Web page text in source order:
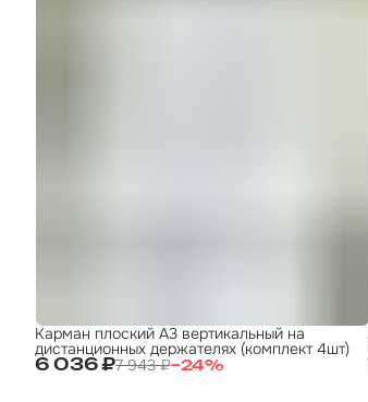
6 036 ₽7 943 ₽−24%
Карман плоский А3 вертикальный на
дистанционных держателях (комплект 4шт)